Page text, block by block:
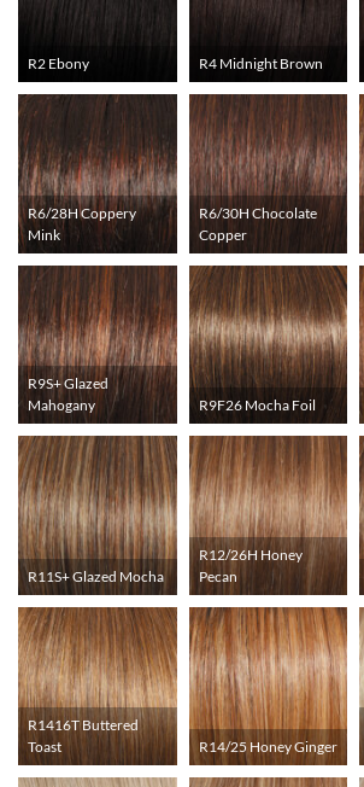
R2 Ebony R4 Midnight Brown
R6/28H Coppery
Mink
R6/30H Chocolate
Copper
R9S+ Glazed
Mahogany
R9F26 Mocha Foil
R11S+ Glazed Mocha
R12/26H Honey
Pecan
R1416T Buttered
Toast
R14/25 Honey Ginger